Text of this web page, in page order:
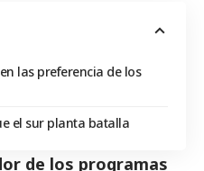
las preferencia de los
el sur planta batalla
de los programas